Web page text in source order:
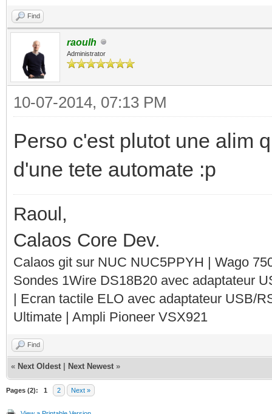
Find
raoulh
Administrator
10-07-2014, 07:13 PM
Perso c'est plutot une alim
d'une tete automate :p
Raoul,
Calaos Core Dev.
Calaos git sur NUC NUC5PPYH | Wago
Sondes 1Wire DS18B20 avec adaptateur
| Ecran tactile ELO avec adaptateur USB/
Ultimate | Ampli Pioneer VSX921
Find
« Next Oldest Next Newest »
Pages (2): 1 2 Next »